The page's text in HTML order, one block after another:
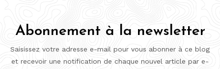
Abonnement à la newsletter
Saisissez votre adresse e-mail pour vous abonner à ce blog
et recevoir une notification de chaque nouvel article par e-